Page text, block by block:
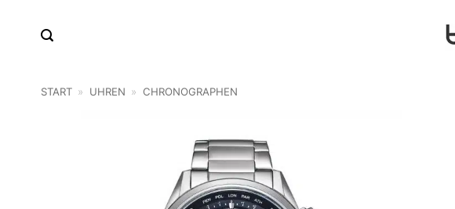
START » UHREN » CHRONOGRAPHEN